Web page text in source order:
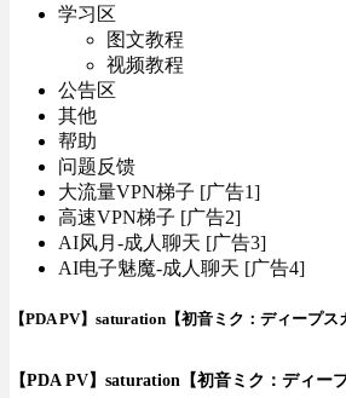
学习区
图文教程
视频教程
公告区
其他
帮助
问题反馈
大流量VPN梯子 [广告1]
高速VPN梯子 [广告2]
AI风月-成人聊天 [广告3]
AI电子魅魔-成人聊天 [广告4]
【PDA PV】saturation【初音ミク：ディープス
【PDA PV】saturation【初音ミク：ディー